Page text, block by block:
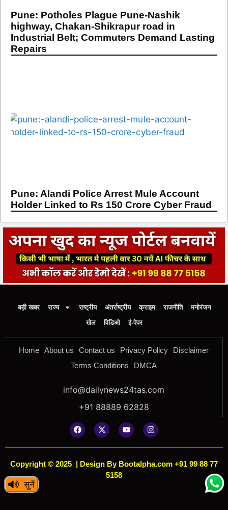
सुनें
Pune: Potholes Plague Pune-Nashik
highway, Chakan-Shikrapur road in
Industrial Belt; Commuters Demand Lasting
Repairs
Pune: Alandi Police Arrest Mule Account
Holder Linked to Rs 150 Crore Cyber Fraud
बड़ी खबर राज्य राष्ट्रीय अंतर्राष्ट्रीय क्राइम राजनीति
मनोरंजन
खेल
विडिओ ई-पेपर
Home About us Contact us Privacy Policy
Disclaimer
Terms Conditions
DMCA
info@dailynews24tas.com
+91 88889 62828
Copyright © 2025 | Design By Bootalpha.com +91 99 88 77
5158